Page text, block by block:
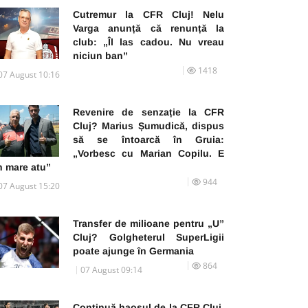
Cutremur la CFR Cluj! Nelu
Varga anunță că renunță la
club: „Îl las cadou. Nu vreau
niciun ban”
August 10:16 1418
Revenire de senzație la CFR
Cluj? Marius Șumudică, dispus
să se întoarcă în Gruia:
„Vorbesc cu Marian Copilu. E
mare atu”
August 15:20 944
Transfer de milioane pentru „U”
Cluj? Golgheterul SuperLigii
poate ajunge în Germania
07 August 09:14 864